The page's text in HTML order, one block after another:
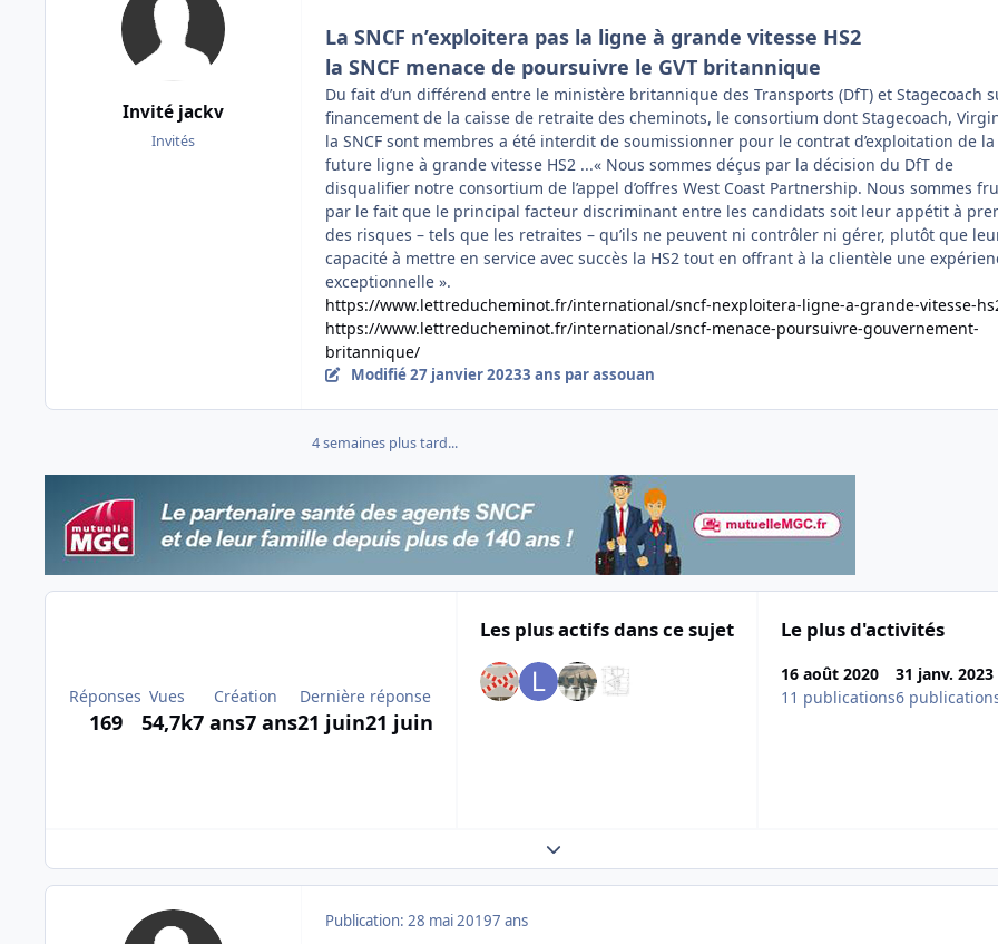
Invité jackv
Invités
La SNCF n’exploitera pas la ligne à grande vitesse HS2
la SNCF menace de poursuivre le GVT britannique
Du fait d’un différend entre le ministère britannique des Transports (DfT) et Stagecoach
financement de la caisse de retraite des cheminots, le consortium dont Stagecoach,
la SNCF sont membres a été interdit de soumissionner pour le contrat d’exploitation de la
future ligne à grande vitesse HS2 ...« Nous sommes déçus par la décision du DfT de
disqualifier notre consortium de l’appel d’offres West Coast Partnership. Nous sommes
par le fait que le principal facteur discriminant entre les candidats soit leur appétit à
des risques – tels que les retraites – qu’ils ne peuvent ni contrôler ni gérer, plutôt que
capacité à mettre en service avec succès la HS2 tout en offrant à la clientèle une
exceptionnelle ».
https://www.lettreducheminot.fr/international/sncf-nexploitera-ligne-a-grande-vitesse-
https://www.lettreducheminot.fr/international/sncf-menace-poursuivre-gouvernement-
britannique/
Modifié27 janvier 20233 ans par assouan
4 semaines plus tard...
Réponses
169
Vues
54,7k
Création
7 ans7 ans
Dernière réponse
21 juin21 juin
Les plus actifs dans ce sujet Le plus d'activités
16 août 2020
11 publications
31 janv. 2023
6
Expand topic overview
Publication: 28 mai 20197 ans